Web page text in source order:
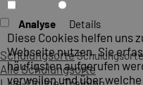
SchulungsorteSchulungsorte
Alle Schulungsorte
Analyse Details
Diese Cookies helfen uns
Webseite nutzen. Sie
häufigsten aufgerufen
verweilen und über